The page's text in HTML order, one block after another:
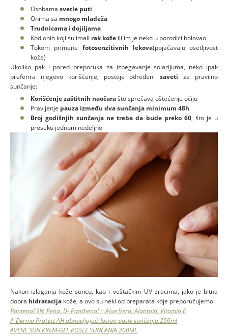
Osobama svetle puti
Onima sa mnogo mladeža
Trudnicama i dojiljama
Kod onih koji su imali rak kože ili im je neko u porodici bolovao
Tokom primene fotosenzitivnih lekova(pojačavaju osetljivost
kože)
Ukoliko pak i pored preporuka za izbegavanje solarijuma, neko ipak
preferira njegovo korišćenje, postoje određeni saveti za pravilno
sunčanje:
Korišćenje zaštitnih naočarašto sprečava oštećenje očiju
Pravljenje pauza između dva sunčanja minimum 48h
Broj godišnjih sunčanja ne treba da bude preko 60, što je u
proseku jednom nedeljno
Nakon izlaganja kože suncu, kao i veštačkim UV zracima, jako je bitna
dobra hidratacija kože, a ovo su neki od preparata koje preporučujemo:
Pantenol 9% Pena, D- Panthenol + Aloe Vera, Alantoin, Vitamin E
A-Derma Protect AH obnavljajući losion posle sunčanja 250ml
AVENE SUN KREM-GEL POSLE SUNČANJA 200ML